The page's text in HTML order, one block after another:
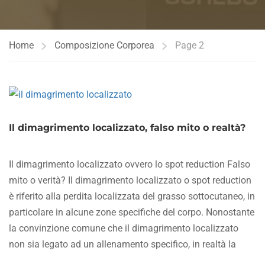
Home Composizione Corporea Page 2
Il dimagrimento localizzato, falso mito o realtà?
Il dimagrimento localizzato ovvero lo spot reduction Falso
mito o verità? Il dimagrimento localizzato o spot reduction
è riferito alla perdita localizzata del grasso sottocutaneo, in
particolare in alcune zone specifiche del corpo. Nonostante
la convinzione comune che il dimagrimento localizzato
non sia legato ad un allenamento specifico, in realtà la